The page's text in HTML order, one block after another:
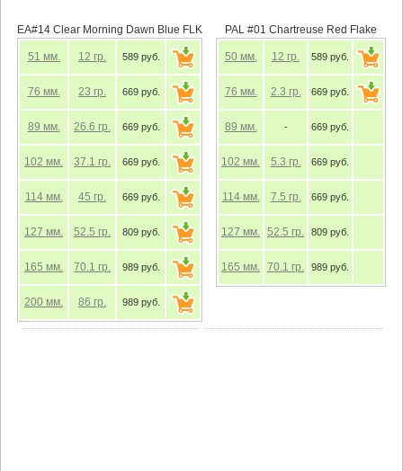
EA#14 Clear Morning Dawn Blue FLK
51 мм. 12 гр. 589 руб.
76 мм. 23 гр. 669 руб.
89 мм. 26.6 гр. 669 руб.
102 мм. 37.1 гр. 669 руб.
114 мм. 45 гр. 669 руб.
127 мм. 52.5 гр. 809 руб.
165 мм. 70.1 гр. 989 руб.
200 мм. 86 гр. 989 руб.
PAL #01 Chartreuse Red Flake
50 мм. 12 гр. 589 руб.
76 мм. 2.3 гр. 669 руб.
89 мм. - 669 руб.
102 мм. 5.3 гр. 669 руб.
114 мм. 7.5 гр. 669 руб.
127 мм. 52.5 гр. 809 руб.
165 мм. 70.1 гр. 989 руб.